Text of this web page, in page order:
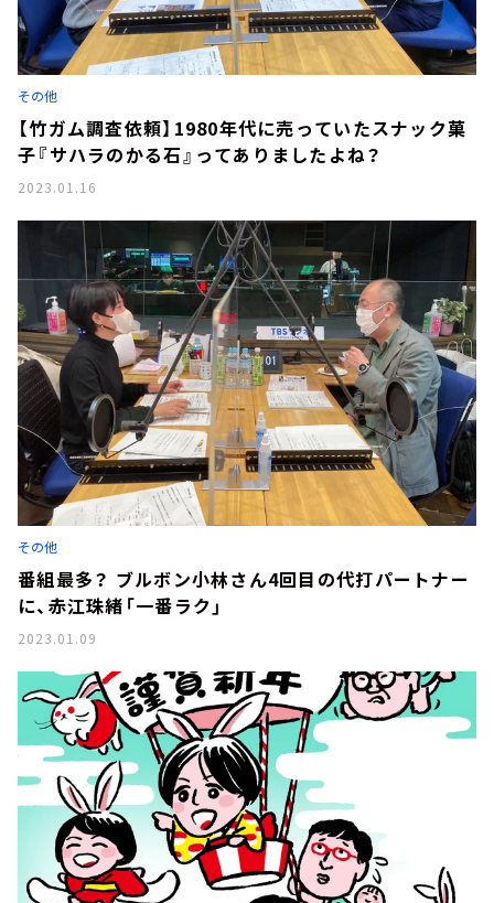
その他
【竹ガム調査依頼】1980年代に売っていたスナック菓
子『サハラのかる石』ってありましたよね？
2023.01.16
その他
番組最多？ ブルボン小林さん4回目の代打パートナー
に、赤江珠緒「一番ラク」
2023.01.09